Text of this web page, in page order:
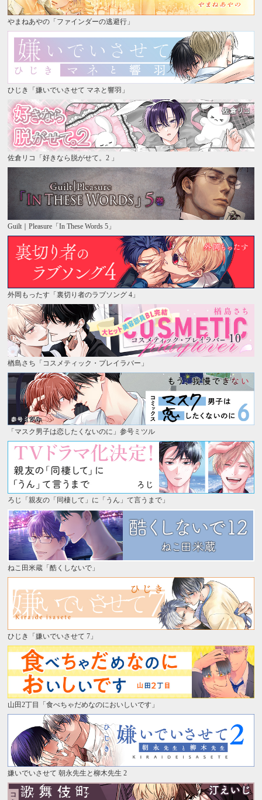
やまねあやの「ファインダーの逃避行」
ひじき「嫌いでいさせて マネと響羽」
佐倉リコ「好きなら脱がせて。2 」
Guilt｜Pleasure「In These Words 5」
外岡もったす「裏切り者のラブソング 4」
楢島さち「コスメティック・プレイラバー」
「マスク男子は恋したくないのに」参号ミツル
ろじ「親友の「同棲して」に「うん」て言うまで」
ねこ田米蔵「酷くしないで」
ひじき「嫌いでいさせて 7」
山田2丁目「食べちゃだめなのにおいしいです」
嫌いでいさせて 朝永先生と柳木先生 2